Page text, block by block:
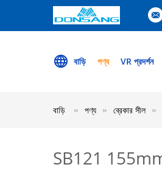
বাড়ি পণ্য VR প্রদর্শন
বাড়ি পণ্য ব্রেকার সীল
SB121 155mm